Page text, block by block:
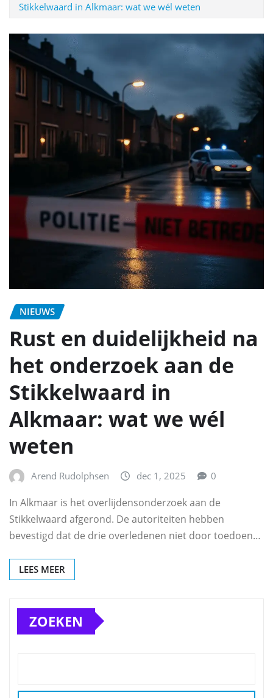
Stikkelwaard in Alkmaar: wat we wél weten
NIEUWS
Rust en duidelijkheid na
het onderzoek aan de
Stikkelwaard in
Alkmaar: wat we wél
weten
Arend Rudolphsen dec 1, 2025 0
In Alkmaar is het overlijdensonderzoek aan de
Stikkelwaard afgerond. De autoriteiten hebben
bevestigd dat de drie overledenen niet door toedoen…
LEES MEER
ZOEKEN